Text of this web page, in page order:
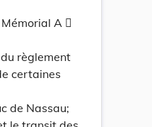
A 
règlement
certaines
de Nassau;